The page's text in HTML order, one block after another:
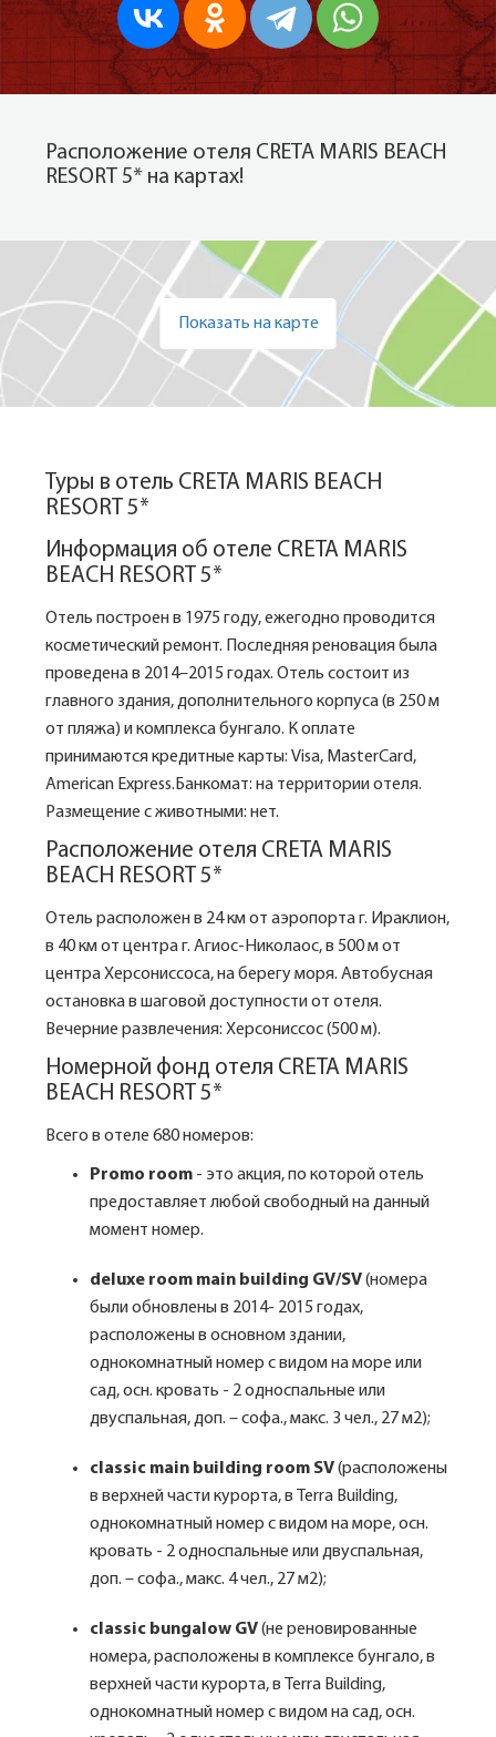
Расположение отеля CRETA MARIS BEACH
RESORT 5* на картах!
Показать на карте
Туры в отель CRETA MARIS BEACH
RESORT 5*
Информация об отеле CRETA MARIS
BEACH RESORT 5*
Отель построен в 1975 году, ежегодно проводится
косметический ремонт. Последняя реновация была
проведена в 2014–2015 годах. Отель состоит из
главного здания, дополнительного корпуса (в 250 м
от пляжа) и комплекса бунгало. К оплате
принимаются кредитные карты: Visa, MasterCard,
American Express.Банкомат: на территории отеля.
Размещение с животными: нет.
Расположение отеля CRETA MARIS
BEACH RESORT 5*
Отель расположен в 24 км от аэропорта г. Ираклион,
в 40 км от центра г. Агиос-Николаос, в 500 м от
центра Херсониссоса, на берегу моря. Автобусная
остановка в шаговой доступности от отеля.
Вечерние развлечения: Херсониссос (500 м).
Номерной фонд отеля CRETA MARIS
BEACH RESORT 5*
Всего в отеле 680 номеров:
Promo room - это акция, по которой отель
предоставляет любой свободный на данный
момент номер.
deluxe room main building GV/SV(номера
были обновлены в 2014- 2015 годах,
расположены в основном здании,
однокомнатный номер с видом на море или
сад, осн. кровать - 2 односпальные или
двуспальная, доп. – софа., макс. 3 чел., 27 м2);
classic main building room SV(расположены
в верхней части курорта, в Terra Building,
однокомнатный номер с видом на море, осн.
кровать - 2 односпальные или двуспальная,
доп. – софа., макс. 4 чел., 27 м2);
classic bungalow GV(не реновированные
номера, расположены в комплексе бунгало, в
верхней части курорта, в Terra Building,
однокомнатный номер с видом на сад, осн.